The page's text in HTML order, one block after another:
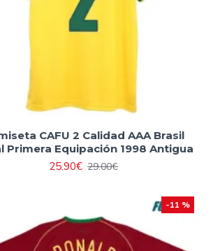
CAFU 2 Calidad AAA Brasil
Primera Equipación 1998 Antigua
25.90€ 29.00€
-11 %